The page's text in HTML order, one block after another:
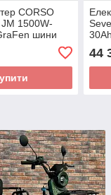
CORSO
1500W-
шини
44